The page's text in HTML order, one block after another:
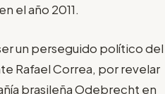
el año 2011.
un perseguido político del
Rafael Correa, por revelar
brasileña Odebrecht en